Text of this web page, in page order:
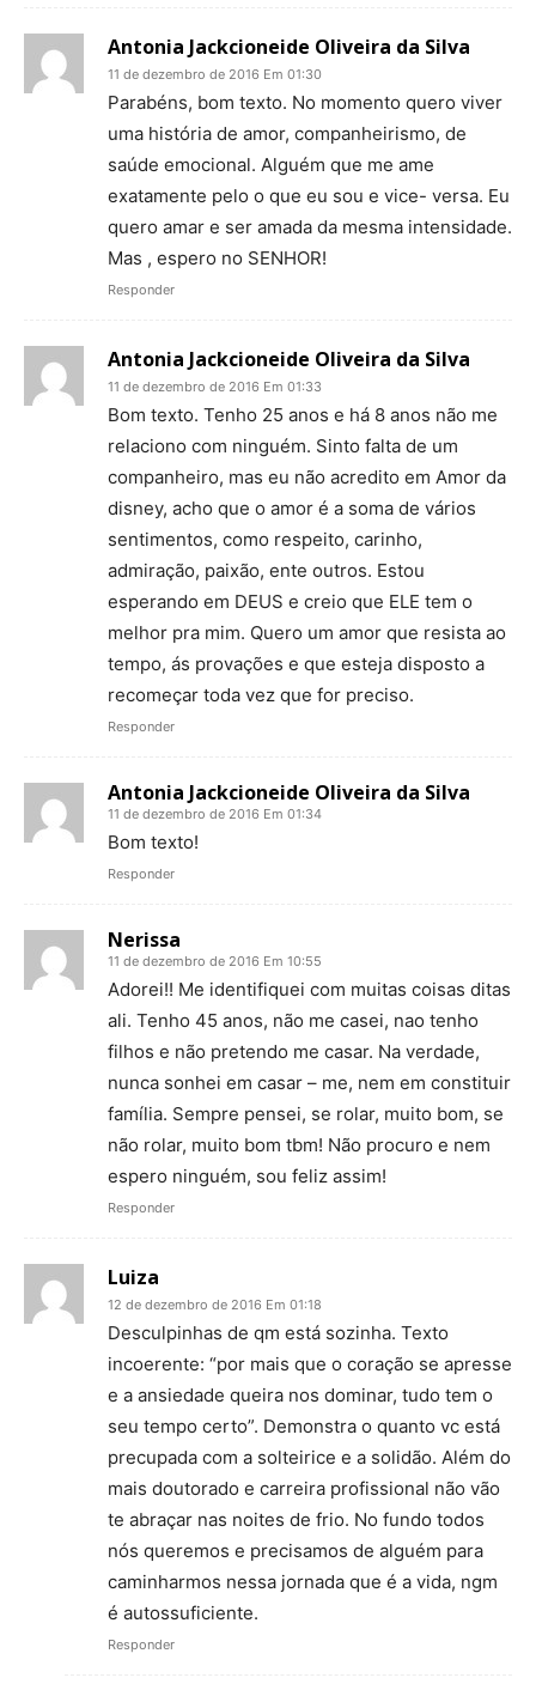
Antonia Jackcioneide Oliveira da Silva
11 de dezembro de 2016 Em 01:30
Parabéns, bom texto. No momento quero viver
uma história de amor, companheirismo, de
saúde emocional. Alguém que me ame
exatamente pelo o que eu sou e vice- versa. Eu
quero amar e ser amada da mesma intensidade.
Mas , espero no SENHOR!
Responder
Antonia Jackcioneide Oliveira da Silva
11 de dezembro de 2016 Em 01:33
Bom texto. Tenho 25 anos e há 8 anos não me
relaciono com ninguém. Sinto falta de um
companheiro, mas eu não acredito em Amor da
disney, acho que o amor é a soma de vários
sentimentos, como respeito, carinho,
admiração, paixão, ente outros. Estou
esperando em DEUS e creio que ELE tem o
melhor pra mim. Quero um amor que resista ao
tempo, ás provações e que esteja disposto a
recomeçar toda vez que for preciso.
Responder
Antonia Jackcioneide Oliveira da Silva
11 de dezembro de 2016 Em 01:34
Bom texto!
Responder
Nerissa
11 de dezembro de 2016 Em 10:55
Adorei!! Me identifiquei com muitas coisas ditas
ali. Tenho 45 anos, não me casei, nao tenho
filhos e não pretendo me casar. Na verdade,
nunca sonhei em casar – me, nem em constituir
família. Sempre pensei, se rolar, muito bom, se
não rolar, muito bom tbm! Não procuro e nem
espero ninguém, sou feliz assim!
Responder
Luiza
12 de dezembro de 2016 Em 01:18
Desculpinhas de qm está sozinha. Texto
incoerente: “por mais que o coração se apresse
e a ansiedade queira nos dominar, tudo tem o
seu tempo certo”. Demonstra o quanto vc está
precupada com a solteirice e a solidão. Além do
mais doutorado e carreira profissional não vão
te abraçar nas noites de frio. No fundo todos
nós queremos e precisamos de alguém para
caminharmos nessa jornada que é a vida, ngm
é autossuficiente.
Responder